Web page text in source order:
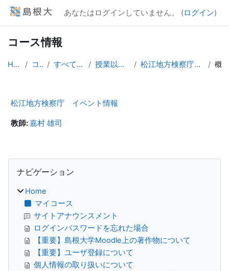
メインコンテンツへスキップする
あなたはログインしていません。 (ログイン)
コース情報
Home コース すべてのコース 授業以外のコース 松江地方検察庁 イベント情報
松江地方検察庁 イベント情報
教師:嘉村 雄司
ブロック
ナビゲーション
Home
マイコース
サイトアナウンスメント
ログインパスワードを忘れた場合
【重要】島根大学Moodle上の著作物について
【重要】ユーザ登録について
個人情報の取り扱いについて